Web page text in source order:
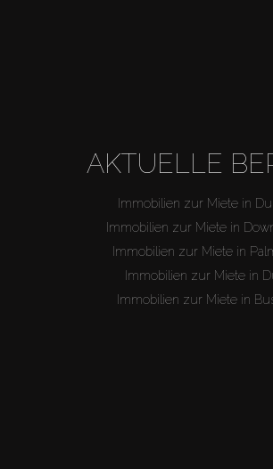
AKTUELLE
Immobilien zur Miete in
Immobilien zur Miete in
Immobilien zur Miete in
Immobilien zur Miete in
Immobilien zur Miete in